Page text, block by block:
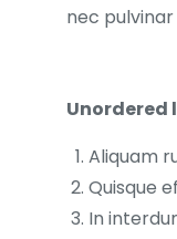
nec
Unordered
Aliquam
Quisque
In